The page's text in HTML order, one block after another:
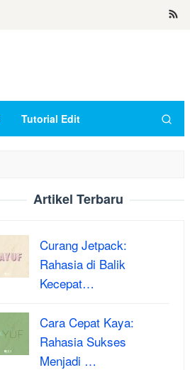
Tutorial Edit
Artikel Terbaru
Curang Jetpack:
Rahasia di Balik
Kecepat…
Cara Cepat Kaya:
Rahasia Sukses
Menjadi …